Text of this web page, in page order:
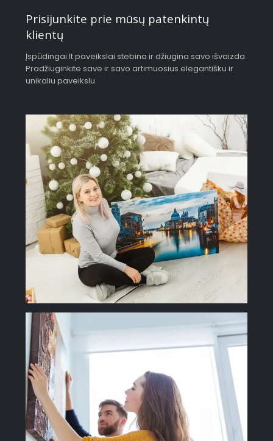
Prisijunkite prie mūsų patenkintų
klientų
Įspūdingai.lt paveikslai stebina ir džiugina savo išvaizda.
Pradžiuginkite save ir savo artimuosius elegantišku ir
unikaliu paveikslu.